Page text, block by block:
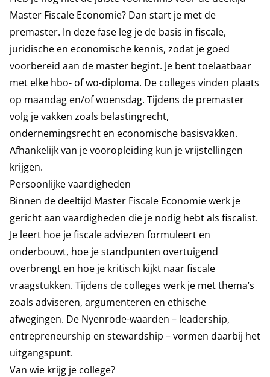
Master Fiscale Economie? Dan start je met de
premaster. In deze fase leg je de basis in fiscale,
juridische en economische kennis, zodat je goed
voorbereid aan de master begint. Je bent toelaatbaar
met elke hbo- of wo-diploma. De colleges vinden plaats
op maandag en/of woensdag. Tijdens de premaster
volg je vakken zoals belastingrecht,
ondernemingsrecht en economische basisvakken.
Afhankelijk van je vooropleiding kun je vrijstellingen
krijgen.
Persoonlijke vaardigheden
Binnen de deeltijd Master Fiscale Economie werk je
gericht aan vaardigheden die je nodig hebt als fiscalist.
Je leert hoe je fiscale adviezen formuleert en
onderbouwt, hoe je standpunten overtuigend
overbrengt en hoe je kritisch kijkt naar fiscale
vraagstukken. Tijdens de colleges werk je met thema’s
zoals adviseren, argumenteren en ethische
afwegingen. De Nyenrode-waarden – leadership,
entrepreneurship en stewardship – vormen daarbij het
uitgangspunt.
Van wie krijg je college?